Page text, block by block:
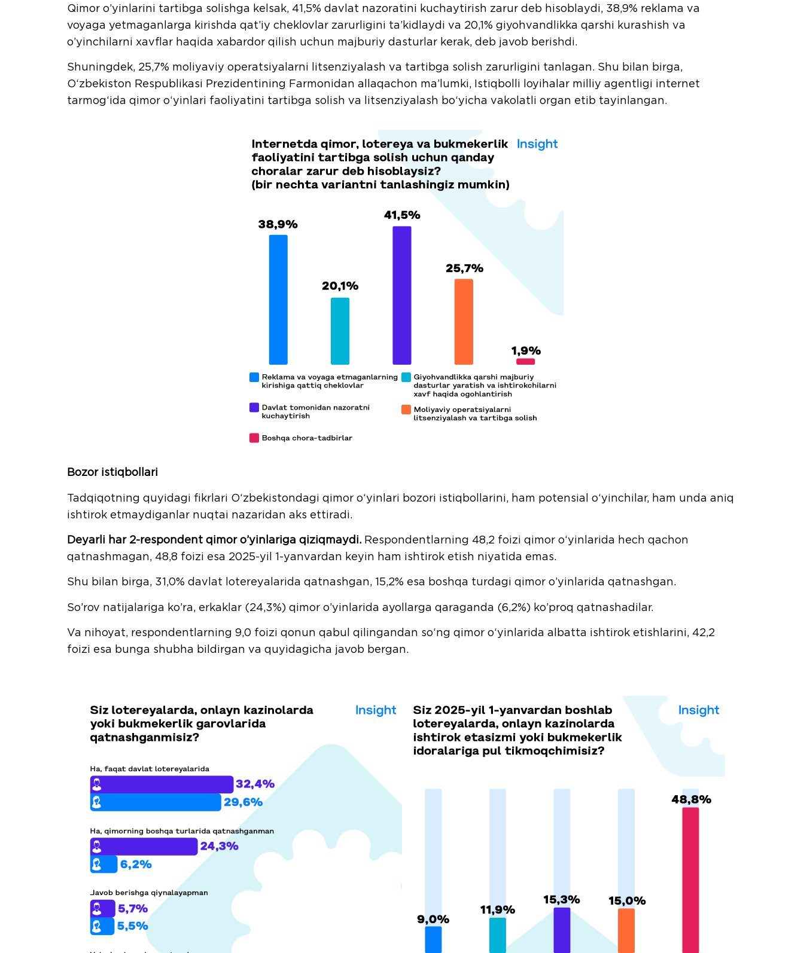
Qimor o’yinlarini tartibga solishga kelsak, 41,5% davlat nazoratini kuchaytirish zarur deb hisoblaydi, 38,9% reklama va
voyaga yetmaganlarga kirishda qat’iy cheklovlar zarurligini ta’kidlaydi va 20,1% giyohvandlikka qarshi kurashish va
o’yinchilarni xavflar haqida xabardor qilish uchun majburiy dasturlar kerak, deb javob berishdi.
Shuningdek, 25,7% moliyaviy operatsiyalarni litsenziyalash va tartibga solish zarurligini tanlagan. Shu bilan birga,
O‘zbekiston Respublikasi Prezidentining Farmonidan allaqachon ma’lumki, Istiqbolli loyihalar milliy agentligi internet
tarmog‘ida qimor o‘yinlari faoliyatini tartibga solish va litsenziyalash bo‘yicha vakolatli organ etib tayinlangan.
Bozor istiqbollari
Tadqiqotning quyidagi fikrlari O‘zbekistondagi qimor o‘yinlari bozori istiqbollarini, ham potensial o‘yinchilar, ham unda aniq
ishtirok etmaydiganlar nuqtai nazaridan aks ettiradi.
Deyarli har 2-respondent qimor o’yinlariga qiziqmaydi. Respondentlarning 48,2 foizi qimor o‘yinlarida hech qachon
qatnashmagan, 48,8 foizi esa 2025-yil 1-yanvardan keyin ham ishtirok etish niyatida emas.
Shu bilan birga, 31,0% davlat lotereyalarida qatnashgan, 15,2% esa boshqa turdagi qimor o’yinlarida qatnashgan.
So’rov natijalariga ko’ra, erkaklar (24,3%) qimor o’yinlarida ayollarga qaraganda (6,2%) ko’proq qatnashadilar.
Va nihoyat, respondentlarning 9,0 foizi qonun qabul qilingandan so‘ng qimor o‘yinlarida albatta ishtirok etishlarini, 42,2
foizi esa bunga shubha bildirgan va quyidagicha javob bergan.